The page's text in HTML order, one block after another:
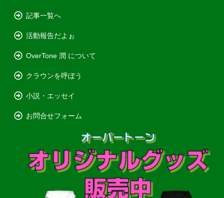
記事一覧へ
活動報告だよぉ
OverTone 潤 について
クラウンを呼ぼう
小説・エッセイ
お問合せフォーム